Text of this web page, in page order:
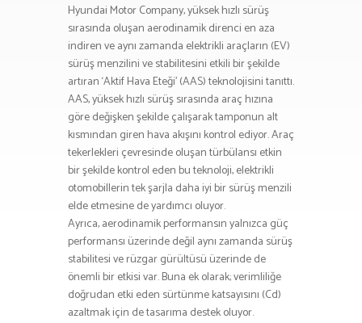
Hyundai Motor Company, yüksek hızlı sürüş
sırasında oluşan aerodinamik direnci en aza
indiren ve aynı zamanda elektrikli araçların (EV)
sürüş menzilini ve stabilitesini etkili bir şekilde
artıran ‘Aktif Hava Eteği’ (AAS) teknolojisini tanıttı.
AAS, yüksek hızlı sürüş sırasında araç hızına
göre değişken şekilde çalışarak tamponun alt
kısmından giren hava akışını kontrol ediyor. Araç
tekerlekleri çevresinde oluşan türbülansı etkin
bir şekilde kontrol eden bu teknoloji, elektrikli
otomobillerin tek şarjla daha iyi bir sürüş menzili
elde etmesine de yardımcı oluyor.
Ayrıca, aerodinamik performansın yalnızca güç
performansı üzerinde değil aynı zamanda sürüş
stabilitesi ve rüzgar gürültüsü üzerinde de
önemli bir etkisi var. Buna ek olarak; verimliliğe
doğrudan etki eden sürtünme katsayısını (Cd)
azaltmak için de tasarıma destek oluyor.